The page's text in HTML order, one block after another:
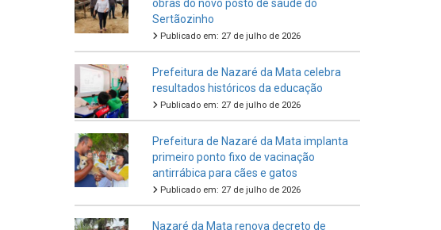
obras do novo posto de saúde do
Sertãozinho
Publicado em: 27 de julho de 2026
Prefeitura de Nazaré da Mata celebra
resultados históricos da educação
Publicado em: 27 de julho de 2026
Prefeitura de Nazaré da Mata implanta
primeiro ponto fixo de vacinação
antirrábica para cães e gatos
Publicado em: 27 de julho de 2026
Nazaré da Mata renova decreto de